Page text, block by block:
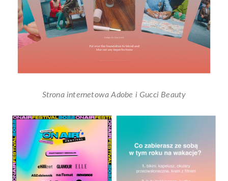
Strona internetowa Adobe i Gucci Beauty